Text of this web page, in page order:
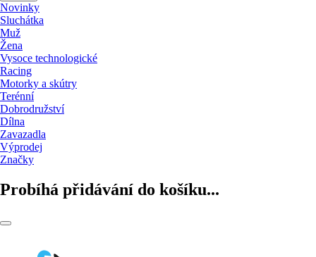
Novinky
Sluchátka
Muž
Žena
Vysoce technologické
Racing
Motorky a skútry
Terénní
Dobrodružství
Dílna
Zavazadla
Výprodej
Značky
Probíhá přidávání do košíku...